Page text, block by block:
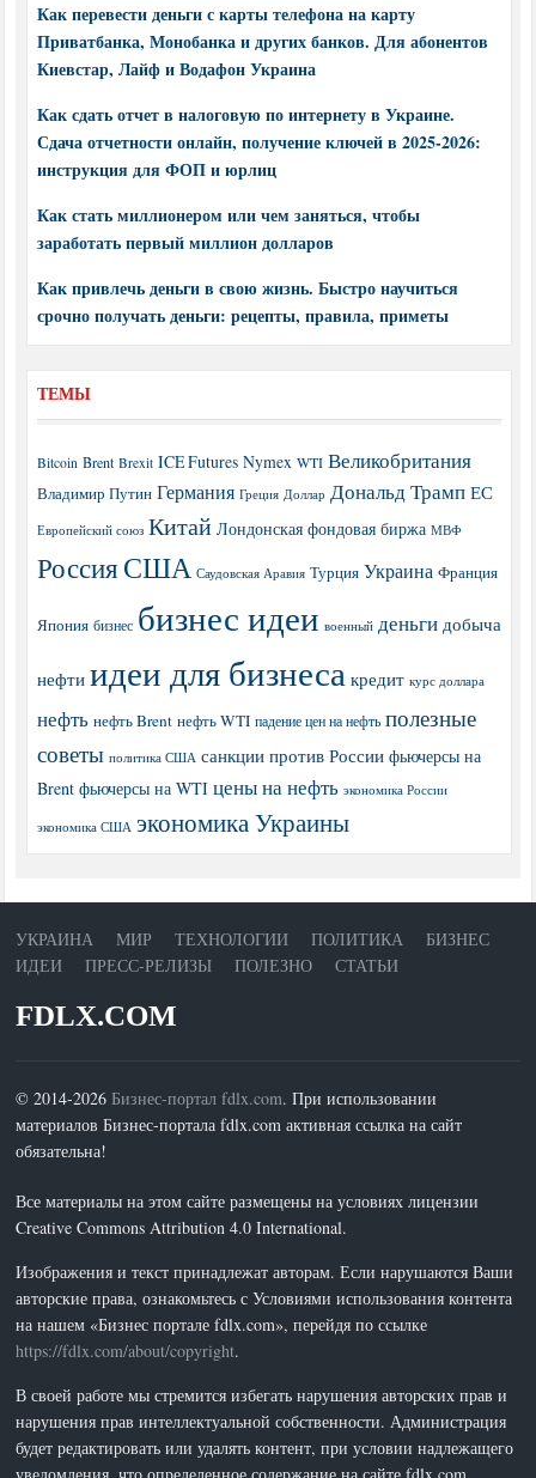
Как перевести деньги с карты телефона на карту
Приватбанка, Монобанка и других банков. Для абонентов
Киевстар, Лайф и Водафон Украина
Как сдать отчет в налоговую по интернету в Украине.
Сдача отчетности онлайн, получение ключей в 2025-2026:
инструкция для ФОП и юрлиц
Как стать миллионером или чем заняться, чтобы
заработать первый миллион долларов
Как привлечь деньги в свою жизнь. Быстро научиться
срочно получать деньги: рецепты, правила, приметы
ТЕМЫ
Bitcoin Brent Brexit ICE Futures Nymex WTI Великобритания
Владимир Путин Германия Греция Доллар Дональд Трамп ЕС
Европейский союз Китай Лондонская фондовая биржа МВФ
РоссияСША Саудовская Аравия Турция Украина Франция
Япония бизнес бизнес идеи военный деньги добыча
нефти идеи для бизнеса кредит курс доллара
нефть нефть Brent нефть WTI падение цен на нефть полезные
советы политика США санкции против России фьючерсы на
Brent фьючерсы на WTI цены на нефть экономика России
экономика США экономика Украины
УКРАИНА МИР ТЕХНОЛОГИИ ПОЛИТИКА
БИЗНЕС
ИДЕИ
ПРЕСС-РЕЛИЗЫ ПОЛЕЗНО СТАТЬИ
FDLX.COM
© 2014-2026 Бизнес-портал fdlx.com. При использовании
материалов Бизнес-портала fdlx.com активная ссылка на сайт
обязательна!
Все материалы на этом сайте размещены на условиях лицензии
Creative Commons Attribution 4.0 International.
Изображения и текст принадлежат авторам. Если нарушаются Ваши
авторские права, ознакомьтесь с Условиями использования контента
на нашем «Бизнес портале fdlx.com», перейдя по ссылке
https://fdlx.com/about/copyright.
В своей работе мы стремится избегать нарушения авторских прав и
нарушения прав интеллектуальной собственности. Администрация
будет редактировать или удалять контент, при условии надлежащего
уведомления, что определенное содержание на сайте fdlx.com